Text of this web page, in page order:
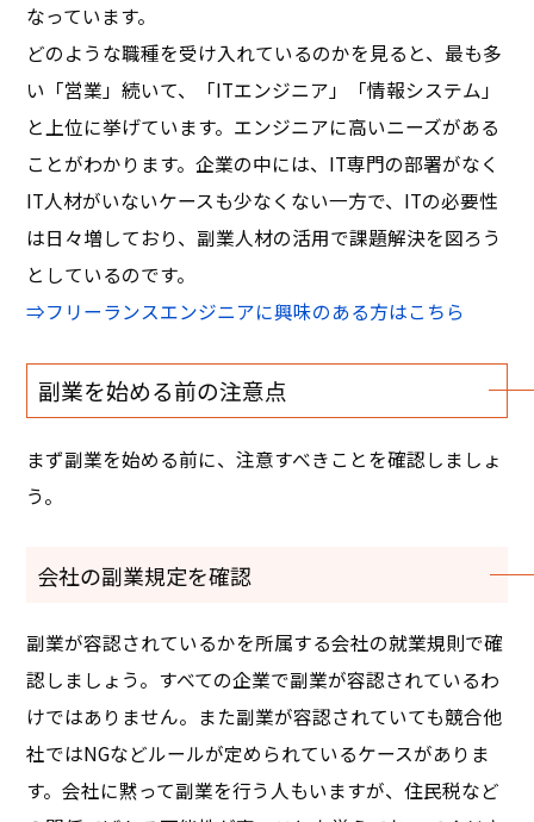
なっています。
どのような職種を受け入れているのかを見ると、最も多
い「営業」続いて、「ITエンジニア」「情報システム」
と上位に挙げています。エンジニアに高いニーズがある
ことがわかります。企業の中には、IT専門の部署がなく
IT人材がいないケースも少なくない一方で、ITの必要性
は日々増しており、副業人材の活用で課題解決を図ろう
としているのです。
⇒フリーランスエンジニアに興味のある方はこちら
副業を始める前の注意点
まず副業を始める前に、注意すべきことを確認しましょ
う。
会社の副業規定を確認
副業が容認されているかを所属する会社の就業規則で確
認しましょう。すべての企業で副業が容認されているわ
けではありません。また副業が容認されていても競合他
社ではNGなどルールが定められているケースがありま
す。会社に黙って副業を行う人もいますが、住民税など